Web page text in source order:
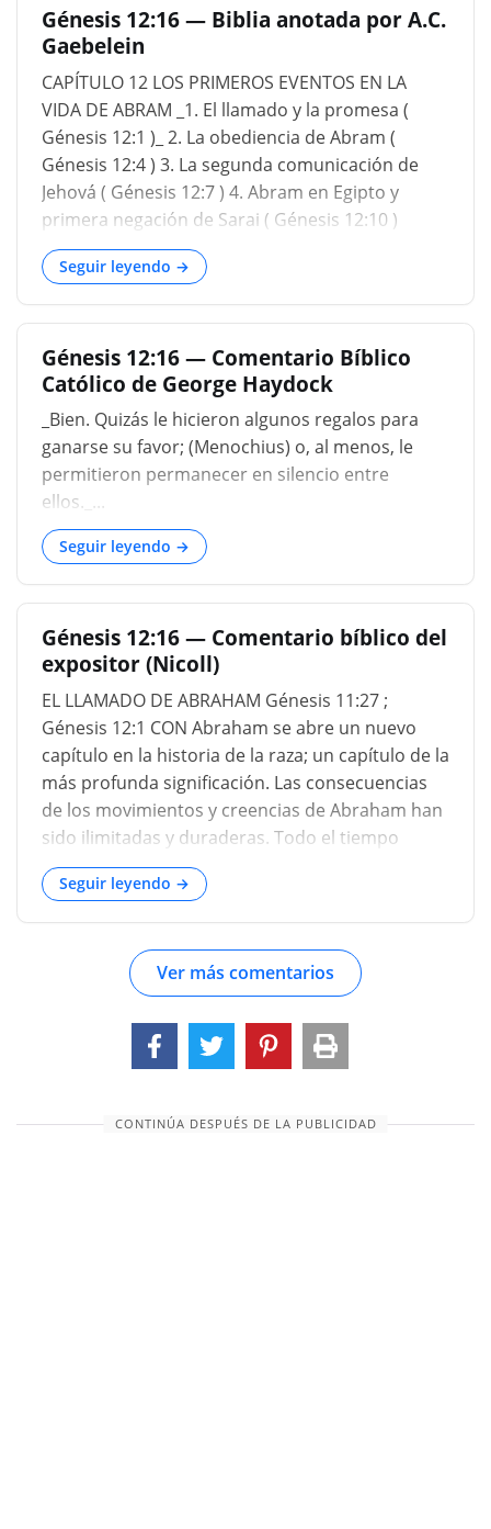
pensamos: "Pero soy tan débil y lo he
estropeado tantas veces, seguro que no puedo
hacerlo". Es bueno saber que Abraham no era
perfecto ni su fe era perfecta. Es bueno saber
que no tienes que ser perfecto y tu fe no tiene
que ser perfecta para que Dios te honre.
Entonces Dios dijo: "Aléjate de tu familia". Se
llevó a su padre con él desde Ur de los caldeos
Detenerse en Harán fue una obediencia
Génesis 12:16 — Biblia anotada por A.C.
Gaebelein
CAPÍTULO 12 LOS PRIMEROS EVENTOS EN LA
VIDA DE ABRAM _1. El llamado y la promesa (
Génesis 12:1 )_ 2. La obediencia de Abram (
Génesis 12:4 ) 3. La segunda comunicación de
Jehová ( Génesis 12:7 ) 4. Abram en Egipto y
primera negación de Sarai ( Génesis 12:10 )
Llegamos ahora a un nuevo comienzo, el pacto
abrahámico. Marca el comienzo de esa
maravillosa carrera, la simiente de Abraham, el
pueblo de Israel. El nombre de Abraham se
menciona 74 veces en el Nuevo Testamento.
Cuán estrechamente está entretejida su historia
con la doctrina del Nuevo Testamento. Esto se
puede aprender consultando los
Seguir leyendo →
Génesis 12:16 — Comentario Bíblico
Católico de George Haydock
_Bien. Quizás le hicieron algunos regalos para
ganarse su favor; (Menochius) o, al menos, le
permitieron permanecer en silencio entre
ellos._...
Seguir leyendo →
Génesis 12:16 — Comentario bíblico del
expositor (Nicoll)
EL LLAMADO DE ABRAHAM Génesis 11:27 ;
Génesis 12:1 CON Abraham se abre un nuevo
capítulo en la historia de la raza; un capítulo de la
más profunda significación. Las consecuencias
de los movimientos y creencias de Abraham han
sido ilimitadas y duraderas. Todo el tiempo
sucesivo ha sido influenciado por él. Y, sin
embargo, hay en su vida una notable sencillez y
una ausencia total de acontecimientos que
impresionen a los contemporáneos. Entre todos
los millones olvidados de su propio tiempo, se
erige solo como una figura reconocible y
memorable. Pero alrededor de su figura no se
reúne una multitud de seguidores armados; con
territorial, ninguna nueva legislación, ni siquiera
Seguir leyendo →
Ver más comentarios
CONTINÚA DESPUÉS DE LA PUBLICIDAD